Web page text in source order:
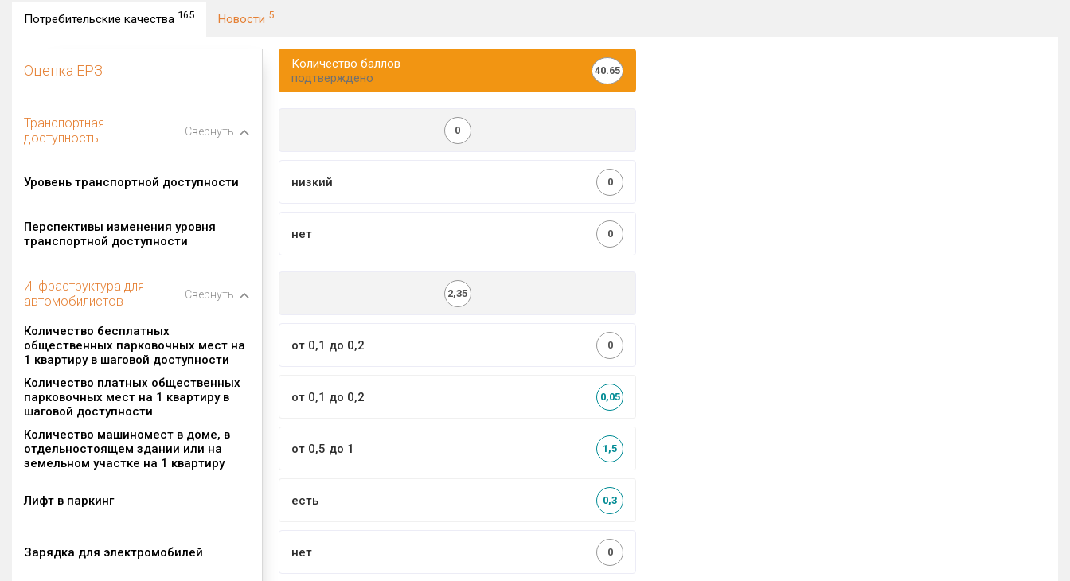
Потребительские качества 165 Новости 5
Оценка ЕРЗ
Количество баллов
подтверждено
40.65
Транспортная
доступность
Свернуть 0
Уровень транспортной доступности низкий 0
Перспективы изменения уровня
транспортной доступности
нет 0
Инфраструктура для
автомобилистов
Свернуть 2,35
Количество бесплатных
общественных парковочных мест на
1 квартиру в шаговой доступности
от 0,1 до 0,2 0
Количество платных общественных
парковочных мест на 1 квартиру в
шаговой доступности
от 0,1 до 0,2 0,05
Количество машиномест в доме, в
отдельностоящем здании или на
земельном участке на 1 квартиру
от 0,5 до 1 1,5
Лифт в паркинг есть 0,3
Зарядка для электромобилей нет 0